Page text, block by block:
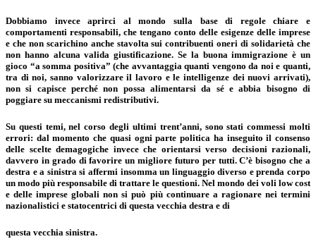
Dobbiamo invece aprirci al mondo sulla base di regole chiare e
comportamenti responsabili, che tengano conto delle esigenze delle imprese
e che non scarichino anche stavolta sui contribuenti oneri di solidarietà che
non hanno alcuna valida giustificazione. Se la buona immigrazione è un
gioco “a somma positiva” (che avvantaggia quanti vengono da noi e quanti,
tra di noi, sanno valorizzare il lavoro e le intelligenze dei nuovi arrivati),
non si capisce perché non possa alimentarsi da sé e abbia bisogno di
poggiare su meccanismi redistributivi.
Su questi temi, nel corso degli ultimi trent’anni, sono stati commessi molti
errori: dal momento che quasi ogni parte politica ha inseguito il consenso
delle scelte demagogiche invece che orientarsi verso decisioni razionali,
davvero in grado di favorire un migliore futuro per tutti. C’è bisogno che a
destra e a sinistra si affermi insomma un linguaggio diverso e prenda corpo
un modo più responsabile di trattare le questioni. Nel mondo dei voli low cost
e delle imprese globali non si può più continuare a ragionare nei termini
nazionalistici e statocentrici di questa vecchia destra e di
questa vecchia sinistra.